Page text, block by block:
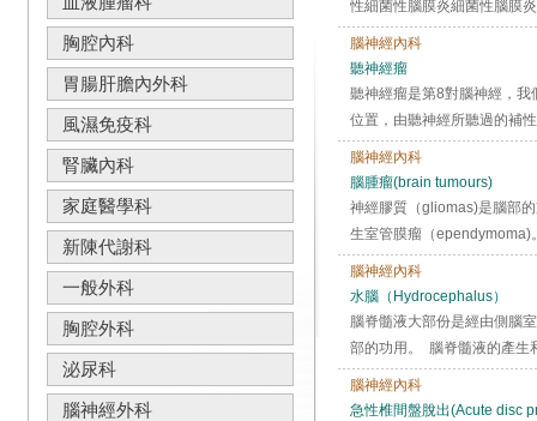
胸腔內科
胃腸肝膽內外科
風濕免疫科
腎臟內科
家庭醫學科
新陳代謝科
一般外科
胸腔外科
泌尿科
腦神經外科
性細菌性腦膜炎細菌性腦膜
腦神經內科
聽神經瘤
聽神經瘤是第8對腦神經，
位置，由聽神經所聽過的補
腦神經內科
腦腫瘤(brain tumours)
神經膠質（gliomas)是腦部
生室管膜瘤（
腦神經內科
水腦（Hydrocephalus）
腦脊髓液大部份是經由側腦
部的功用。 腦脊髓液的產生
腦神經內科
急性椎間盤脫出(Acute disc